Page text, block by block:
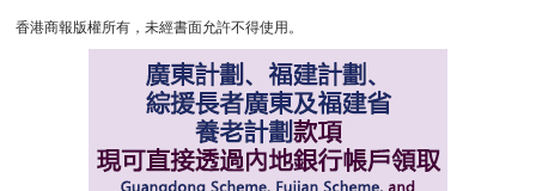
香港商報版權所有，未經書面允許不得使用。